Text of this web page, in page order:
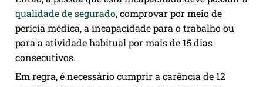
qualidade de segurado, comprovar por meio de
perícia médica, a incapacidade para o trabalho ou
para a atividade habitual por mais de 15 dias
consecutivos.
Em regra, é necessário cumprir a carência de 12